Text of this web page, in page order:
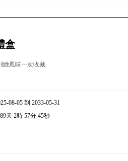
盒
緻風味一次收藏
08-05 到 2033-05-31
天 2時 57分 44秒